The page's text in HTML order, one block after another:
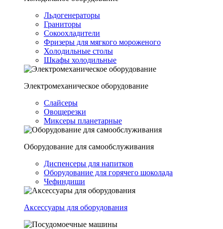
Льдогенераторы
Граниторы
Сокоохладители
Фризеры для мягкого мороженого
Холодильные столы
Шкафы холодильные
Электромеханическое оборудование
Слайсеры
Овощерезки
Миксеры планетарные
Оборудование для самообслуживания
Диспенсеры для напитков
Оборудование для горячего шоколада
Чефиндиши
Аксессуары для оборудования